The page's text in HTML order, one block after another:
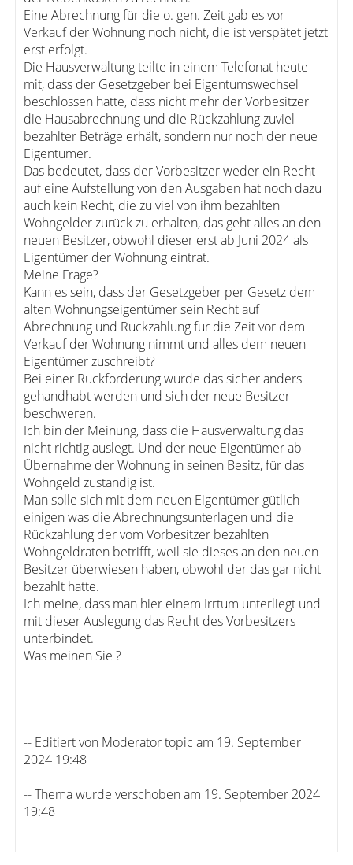
Eine Abrechnung für die o. gen. Zeit gab es vor
Verkauf der Wohnung noch nicht, die ist verspätet jetzt
erst erfolgt.
Die Hausverwaltung teilte in einem Telefonat heute
mit, dass der Gesetzgeber bei Eigentumswechsel
beschlossen hatte, dass nicht mehr der Vorbesitzer
die Hausabrechnung und die Rückzahlung zuviel
bezahlter Beträge erhält, sondern nur noch der neue
Eigentümer.
Das bedeutet, dass der Vorbesitzer weder ein Recht
auf eine Aufstellung von den Ausgaben hat noch dazu
auch kein Recht, die zu viel von ihm bezahlten
Wohngelder zurück zu erhalten, das geht alles an den
neuen Besitzer, obwohl dieser erst ab Juni 2024 als
Eigentümer der Wohnung eintrat.
Meine Frage?
Kann es sein, dass der Gesetzgeber per Gesetz dem
alten Wohnungseigentümer sein Recht auf
Abrechnung und Rückzahlung für die Zeit vor dem
Verkauf der Wohnung nimmt und alles dem neuen
Eigentümer zuschreibt?
Bei einer Rückforderung würde das sicher anders
gehandhabt werden und sich der neue Besitzer
beschweren.
Ich bin der Meinung, dass die Hausverwaltung das
nicht richtig auslegt. Und der neue Eigentümer ab
Übernahme der Wohnung in seinen Besitz, für das
Wohngeld zuständig ist.
Man solle sich mit dem neuen Eigentümer gütlich
einigen was die Abrechnungsunterlagen und die
Rückzahlung der vom Vorbesitzer bezahlten
Wohngeldraten betrifft, weil sie dieses an den neuen
Besitzer überwiesen haben, obwohl der das gar nicht
bezahlt hatte.
Ich meine, dass man hier einem Irrtum unterliegt und
mit dieser Auslegung das Recht des Vorbesitzers
unterbindet.
Was meinen Sie ?
-- Editiert von Moderator topic am 19. September
2024 19:48
-- Thema wurde verschoben am 19. September 2024
19:48